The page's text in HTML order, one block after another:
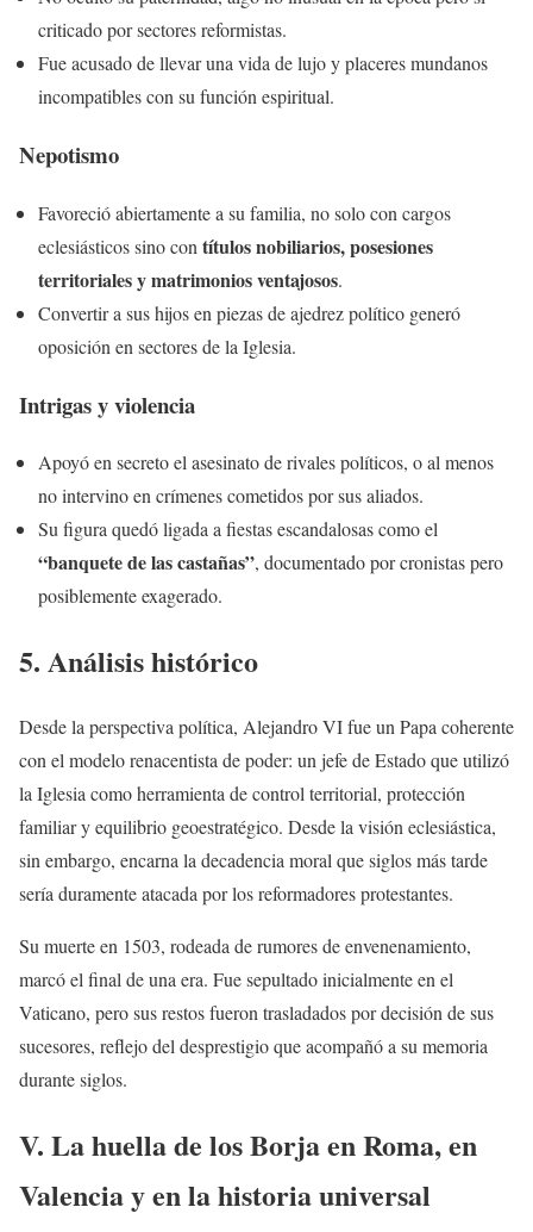
criticado por sectores reformistas.
Fue acusado de llevar una vida de lujo y placeres mundanos
incompatibles con su función espiritual.
Nepotismo
Favoreció abiertamente a su familia, no solo con cargos
eclesiásticos sino con títulos nobiliarios, posesiones
territoriales y matrimonios ventajosos.
Convertir a sus hijos en piezas de ajedrez político generó
oposición en sectores de la Iglesia.
Intrigas y violencia
Apoyó en secreto el asesinato de rivales políticos, o al menos
no intervino en crímenes cometidos por sus aliados.
Su figura quedó ligada a fiestas escandalosas como el
“banquete de las castañas”, documentado por cronistas pero
posiblemente exagerado.
5. Análisis histórico
Desde la perspectiva política, Alejandro VI fue un Papa coherente
con el modelo renacentista de poder: un jefe de Estado que utilizó
la Iglesia como herramienta de control territorial, protección
familiar y equilibrio geoestratégico. Desde la visión eclesiástica,
sin embargo, encarna la decadencia moral que siglos más tarde
sería duramente atacada por los reformadores protestantes.
Su muerte en 1503, rodeada de rumores de envenenamiento,
marcó el final de una era. Fue sepultado inicialmente en el
Vaticano, pero sus restos fueron trasladados por decisión de sus
sucesores, reflejo del desprestigio que acompañó a su memoria
durante siglos.
V. La huella de los Borja en Roma, en
Valencia y en la historia universal